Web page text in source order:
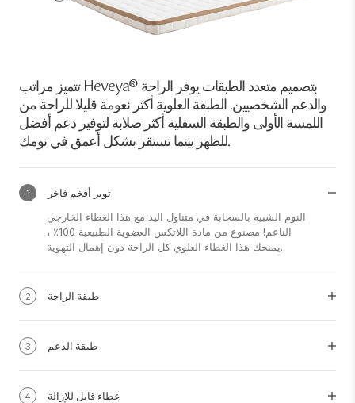
تتميز مراتب Heveya® بتصميم متعدد الطبقات يوفر الراحة
والدعم الشخصيين. الطبقة العلوية أكثر نعومة قليلا للراحة من
اللمسة الأولى والطبقة السفلية أكثر صلابة لتوفير دعم أفضل
للظهر بينما تستقر بشكل أعمق في نومك.
1
توبر أفخم فاخر
النوم الشبيه بالسحابة في متناول اليد مع هذا الغطاء الخارجي
الناعم! مصنوع من مادة اللاتكس العضوية الطبيعية 100٪ ،
يمنحك هذا الغطاء العلوي كل الراحة دون إهمال التهوية.
2 طبقة الراحة
3 طبقة الدعم
4 غطاء قابل للإزالة